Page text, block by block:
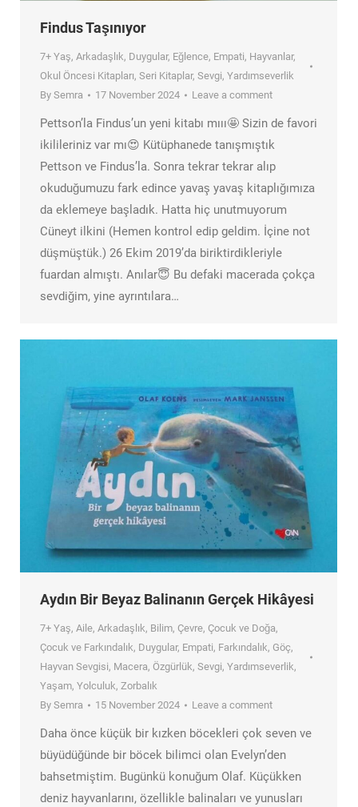
Findus Taşınıyor
7+ Yaş, Arkadaşlık, Duygular, Eğlence, Empati, Hayvanlar,
Okul Öncesi Kitapları, Seri Kitaplar, Sevgi, Yardımseverlik
By Semra 17 November 2024 Leave a comment
Pettson’la Findus’un yeni kitabı mııı🤩 Sizin de favori
ikilileriniz var mı😍 Kütüphanede tanışmıştık
Pettson ve Findus’la. Sonra tekrar tekrar alıp
okuduğumuzu fark edince yavaş yavaş kitaplığımıza
da eklemeye başladık. Hatta hiç unutmuyorum
Cüneyt ilkini (Hemen kontrol edip geldim. İçine not
düşmüştük.) 26 Ekim 2019’da biriktirdikleriyle
fuardan almıştı. Anılar😇 Bu defaki macerada çokça
sevdiğim, yine ayrıntılara…
Aydın Bir Beyaz Balinanın Gerçek Hikâyesi
7+ Yaş, Aile, Arkadaşlık, Bilim, Çevre, Çocuk ve Doğa,
Çocuk ve Farkındalık, Duygular, Empati, Farkındalık, Göç,
Hayvan Sevgisi, Macera, Özgürlük, Sevgi, Yardımseverlik,
Yaşam, Yolculuk, Zorbalık
By Semra 15 November 2024 Leave a comment
Daha önce küçük bir kızken böcekleri çok seven ve
büyüdüğünde bir böcek bilimci olan Evelyn’den
bahsetmiştim. Bugünkü konuğum Olaf. Küçükken
deniz hayvanlarını, özellikle balinaları ve yunusları